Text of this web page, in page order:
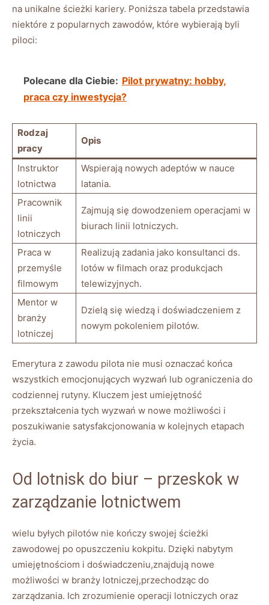
na unikalne ścieżki kariery. Poniższa tabela przedstawia
niektóre z popularnych ⁣zawodów, które​ wybierają byli
piloci:
Polecane dla Ciebie: Pilot prywatny: hobby,
praca czy inwestycja?
Rodzaj
pracy
Opis
Instruktor
lotnictwa
Wspierają nowych adeptów w ⁣nauce
latania.
Pracownik
linii
lotniczych
Zajmują się ‍dowodzeniem operacjami w
biurach ⁢linii lotniczych.
Praca w
przemyśle
filmowym
Realizują zadania​ jako konsultanci ds.
lotów w filmach oraz produkcjach
telewizyjnych.
Mentor w
branży
‍lotniczej
Dzielą się‍ wiedzą i doświadczeniem z
nowym pokoleniem pilotów.
Emerytura z zawodu pilota nie musi oznaczać końca
wszystkich emocjonujących wyzwań lub ograniczenia do
codziennej rutyny. Kluczem jest ​umiejętność
przekształcenia ‍tych wyzwań w nowe możliwości ⁣i
⁤poszukiwanie satysfakcjonowania w kolejnych etapach
życia.
Od lotnisk do biur – ‌przeskok w
⁤zarządzanie lotnictwem
wielu byłych pilotów nie kończy swojej ścieżki
zawodowej ⁣po opuszczeniu kokpitu.⁤ Dzięki nabytym
umiejętnościom i doświadczeniu,znajdują nowe
możliwości w branży​ lotniczej,przechodząc do
zarządzania.​ Ich zrozumienie operacji lotniczych oraz